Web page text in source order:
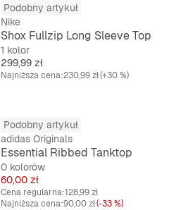
Podobny artykuł
Nike
Shox Fullzip Long Sleeve Top
1 kolor
Cena
299,99 zł
Najniższa cena:230,99 zł(+30 %)
Podobny artykuł
adidas Originals
Essential Ribbed Tanktop
0 kolorów
Cena
60,00 zł
Cena regularna:128,99 zł
Najniższa cena:90,00 zł(-33 %)